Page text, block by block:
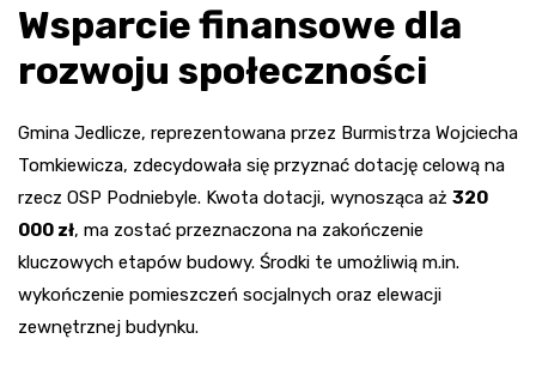
Wsparcie finansowe dla
rozwoju społeczności
Gmina Jedlicze, reprezentowana przez Burmistrza Wojciecha
Tomkiewicza, zdecydowała się przyznać dotację celową na
rzecz OSP Podniebyle. Kwota dotacji, wynosząca aż 320
000 zł, ma zostać przeznaczona na zakończenie
kluczowych etapów budowy. Środki te umożliwią m.in.
wykończenie pomieszczeń socjalnych oraz elewacji
zewnętrznej budynku.